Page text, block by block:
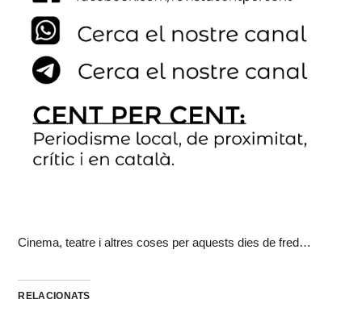
Cinema, teatre i altres coses per aquests dies de fred…
RELACIONATS